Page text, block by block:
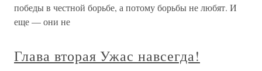
победы в честной борьбе, а потому борьбы не любят. И
еще — они не
Глава вторая Ужас навсегда!